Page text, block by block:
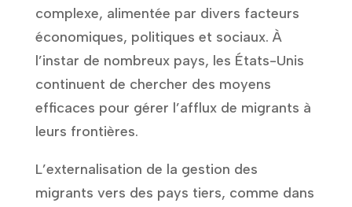
complexe, alimentée par divers facteurs
économiques, politiques et sociaux. À
l’instar de nombreux pays, les États-Unis
continuent de chercher des moyens
efficaces pour gérer l’afflux de migrants à
leurs frontières.
L’externalisation de la gestion des
migrants vers des pays tiers, comme dans